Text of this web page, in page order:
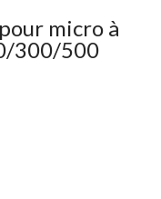
micro à
300/500